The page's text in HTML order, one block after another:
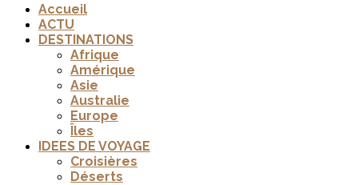
Accueil
ACTU
DESTINATIONS
Afrique
Amérique
Asie
Australie
Europe
Îles
IDEES DE VOYAGE
Croisières
Déserts